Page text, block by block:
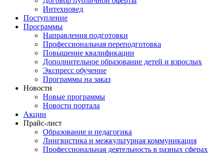
Интехновед
Поступление
Программы
Направления подготовки
Профессиональная переподготовка
Повышение квалификации
Дополнительное образование детей и взрослых
Экспресс обучение
Программы на заказ
Новости
Новые программы
Новости портала
Акции
Прайс-лист
Образование и педагогика
Лингвистика и межкультурная коммуникация
Профессиональная деятельность в разных сферах